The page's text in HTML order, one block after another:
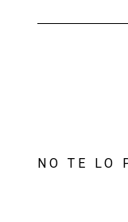
NO TE LO